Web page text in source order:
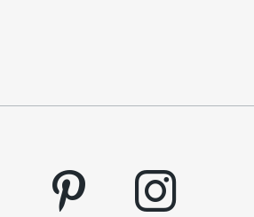
pinterest instagram